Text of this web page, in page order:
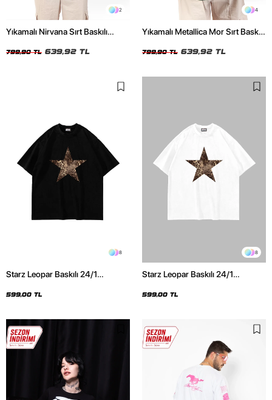
2
Yıkamalı Nirvana Sırt Baskılı
799,90 TL 639,92 TL
4
Yıkamalı Metallica Mor Sırt Baskılı
799,90 TL 639,92 TL
8
Starz Leopar Baskılı 24/1
599,00 TL
8
Starz Leopar Baskılı 24/1
599,00 TL